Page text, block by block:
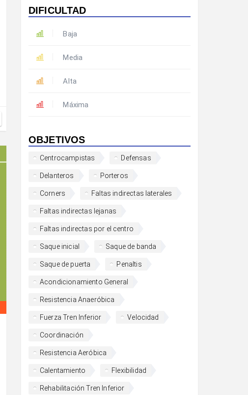
DIFICULTAD
Baja
Media
Alta
Máxima
OBJETIVOS
Centrocampistas Defensas
Delanteros Porteros
Corners Faltas indirectas laterales
Faltas indirectas lejanas
Faltas indirectas por el centro
Saque inicial Saque de banda
Saque de puerta Penaltis
Acondicionamiento General
Resistencia Anaeróbica
Fuerza Tren Inferior Velocidad
Coordinación
Resistencia Aeróbica
Calentamiento Flexibilidad
Rehabilitación Tren Inferior